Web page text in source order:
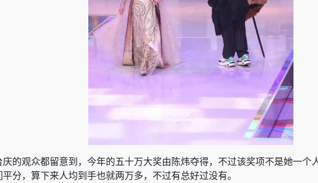
庆的观众都留意到，今年的五十万大奖由陈炜夺得，不过该奖项不是她一个
平分，算下来人均到手也就两万多，不过有总好过没有。